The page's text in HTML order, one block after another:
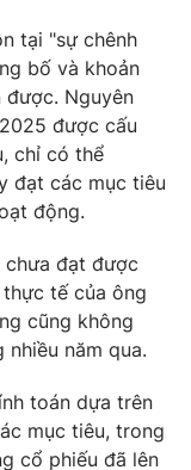
có sự chấp
tại "sự chênh
bố và khoản
được. Nguyên
được cấu
chỉ có thể
đạt các mục tiêu
động.
chưa đạt được
tế của ông
cũng không
năm qua.
toán dựa trên
mục tiêu, trong
cổ phiếu đã lên